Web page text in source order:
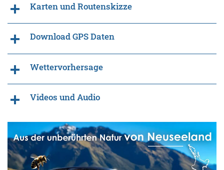
Karten und Routenskizze
Download GPS Daten
Wettervorhersage
Videos und Audio